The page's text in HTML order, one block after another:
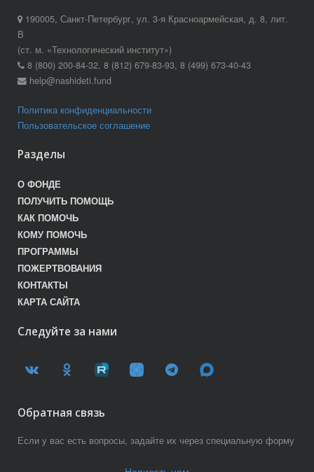
190005, Санкт-Петербург, ул. 3-я Красноармейская, д. 8, лит.
В
(ст. м. «Технологический институт»)
8 (800) 200-84-32, 8 (812) 679-83-93, 8 (499) 673-40-43
help@nashideti.fund
Политика конфиденциальности
Пользовательское соглашение
Разделы
О ФОНДЕ
ПОЛУЧИТЬ ПОМОЩЬ
КАК ПОМОЧЬ
КОМУ ПОМОЧЬ
ПРОГРАММЫ
ПОЖЕРТВОВАНИЯ
КОНТАКТЫ
КАРТА САЙТА
Следуйте за нами
Обратная связь
Если у вас есть вопросы, задайте их через специальную форму